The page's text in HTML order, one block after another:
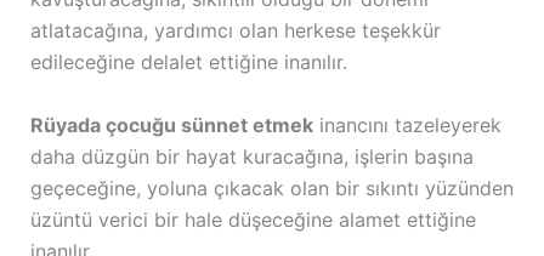
atlatacağına, yardımcı olan herkese teşekkür
edileceğine delalet ettiğine inanılır.
Rüyada çocuğu sünnet etmekinancını tazeleyerek
daha düzgün bir hayat kuracağına, işlerin başına
geçeceğine, yoluna çıkacak olan bir sıkıntı yüzünden
üzüntü verici bir hale düşeceğine alamet ettiğine
inanılır.